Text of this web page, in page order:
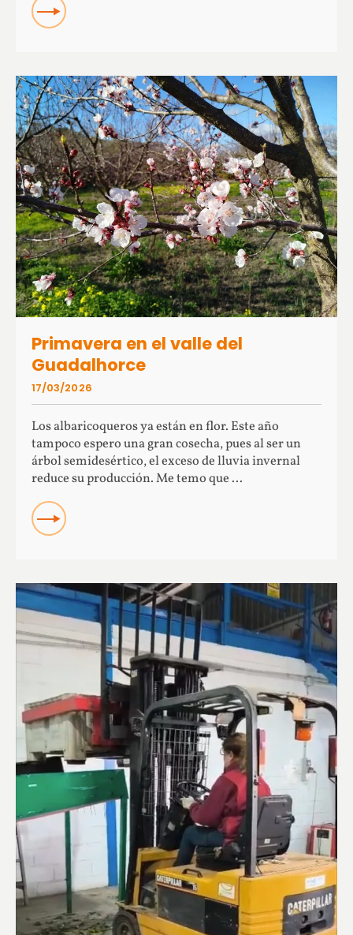
Primavera en el valle del
Guadalhorce
Los albaricoqueros ya están en flor. Este año
tampoco espero una gran cosecha, pues al ser un
árbol semidesértico, el exceso de lluvia invernal
reduce su producción. Me temo que ...
READ
17/03/2026